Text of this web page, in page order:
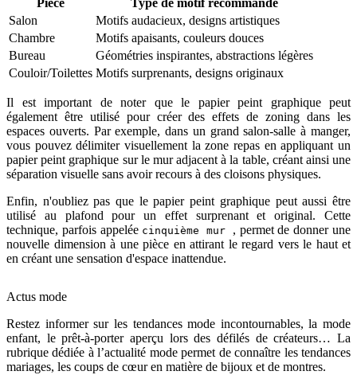
Pièce
Type de motif recommandé
Salon
Motifs audacieux, designs artistiques
Chambre
Motifs apaisants, couleurs douces
Bureau
Géométries inspirantes, abstractions légères
Couloir/Toilettes Motifs surprenants, designs originaux
Il est important de noter que le papier peint graphique peut
également être utilisé pour créer des effets de zoning dans les
espaces ouverts. Par exemple, dans un grand salon-salle à manger,
vous pouvez délimiter visuellement la zone repas en appliquant un
papier peint graphique sur le mur adjacent à la table, créant ainsi une
séparation visuelle sans avoir recours à des cloisons physiques.
Enfin, n'oubliez pas que le papier peint graphique peut aussi être
utilisé au plafond pour un effet surprenant et original. Cette
technique, parfois appelée cinquième mur , permet de donner une
nouvelle dimension à une pièce en attirant le regard vers le haut et
en créant une sensation d'espace inattendue.
Actus mode
Restez informer sur les tendances mode incontournables, la mode
enfant, le prêt-à-porter aperçu lors des défilés de créateurs… La
rubrique dédiée à l’actualité mode permet de connaître les tendances
mariages, les coups de cœur en matière de bijoux et de montres.